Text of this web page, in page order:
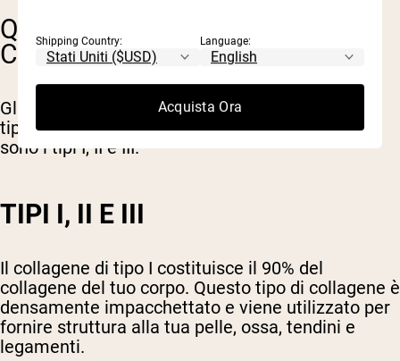
QUALI SONO I DIVERSI TIPI DI
COLLAGENE?
Gli scienziati hanno identificato fino a 28 diversi
tipi di collagene. I principali 3 tipi di collagene
sono i tipi I, II e III.
TIPI I, II E III
Il collagene di tipo I costituisce il 90% del
collagene del tuo corpo. Questo tipo di collagene è
densamente impacchettato e viene utilizzato per
fornire struttura alla tua pelle, ossa, tendini e
legamenti.
Shipping Country: Language:
Acquista Ora